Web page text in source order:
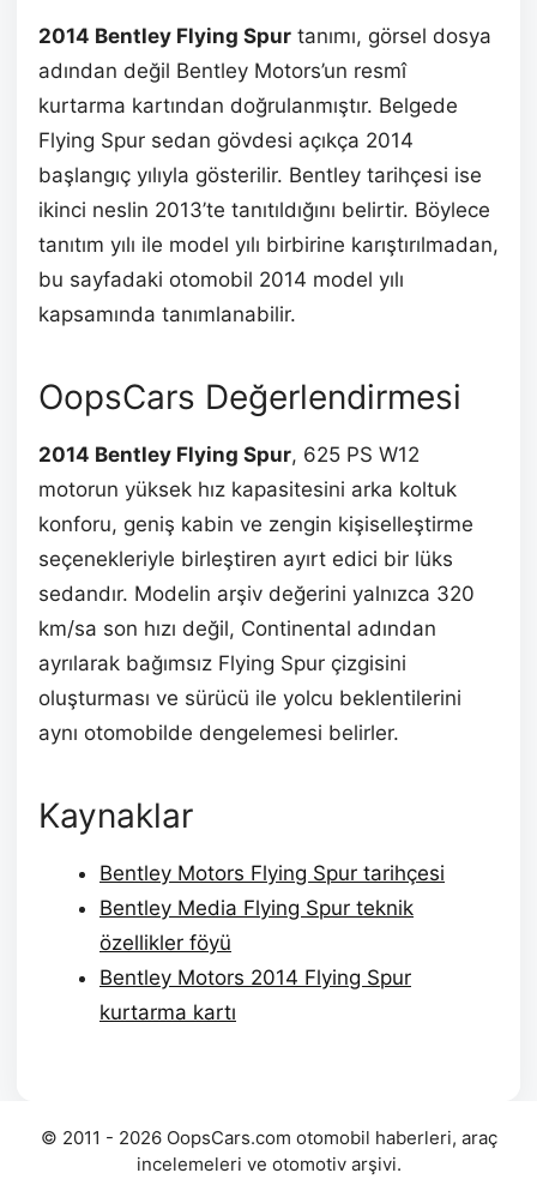
2014 Bentley Flying Spur tanımı, görsel dosya
adından değil Bentley Motors’un resmî
kurtarma kartından doğrulanmıştır. Belgede
Flying Spur sedan gövdesi açıkça 2014
başlangıç yılıyla gösterilir. Bentley tarihçesi ise
ikinci neslin 2013’te tanıtıldığını belirtir. Böylece
tanıtım yılı ile model yılı birbirine karıştırılmadan,
bu sayfadaki otomobil 2014 model yılı
kapsamında tanımlanabilir.
OopsCars Değerlendirmesi
2014 Bentley Flying Spur, 625 PS W12
motorun yüksek hız kapasitesini arka koltuk
konforu, geniş kabin ve zengin kişiselleştirme
seçenekleriyle birleştiren ayırt edici bir lüks
sedandır. Modelin arşiv değerini yalnızca 320
km/sa son hızı değil, Continental adından
ayrılarak bağımsız Flying Spur çizgisini
oluşturması ve sürücü ile yolcu beklentilerini
aynı otomobilde dengelemesi belirler.
Kaynaklar
Bentley Motors Flying Spur tarihçesi
Bentley Media Flying Spur teknik
özellikler föyü
Bentley Motors 2014 Flying Spur
kurtarma kartı
© 2011 - 2026 OopsCars.com otomobil haberleri, araç
incelemeleri ve otomotiv arşivi.